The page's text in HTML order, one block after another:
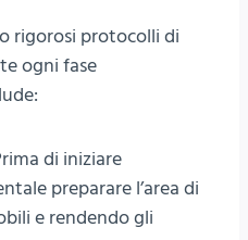
rigorosi protocolli di
ogni fase
di iniziare
preparare l’area di
e rendendo gli